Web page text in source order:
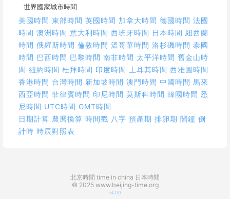
世界國家城市時間
美國時間 東部時間 英國時間 加拿大時間 德國時間 法國
時間 澳洲時間 意大利時間 西班牙時間 日本時間 紐西蘭
時間 俄羅斯時間 倫敦時間 溫哥華時間 洛杉磯時間 泰國
時間 巴西時間 巴黎時間 南非時間 太平洋時間 舊金山時
間 紐約時間 杜拜時間 印度時間 土耳其時間 西雅圖時間
香港時間 台灣時間 新加坡時間 澳門時間 中國時間 馬來
西亞時間 菲律賓時間 印尼時間 莫斯科時間 韓國時間 悉
尼時間 UTC時間 GMT時間
日期計算 農曆換算 時間戳 八字 預產期 排卵期 鬧鐘 倒
計時 時辰對照表
北京時間 time in china 日本時間
© 2025 www.beijing-time.org
-4.00